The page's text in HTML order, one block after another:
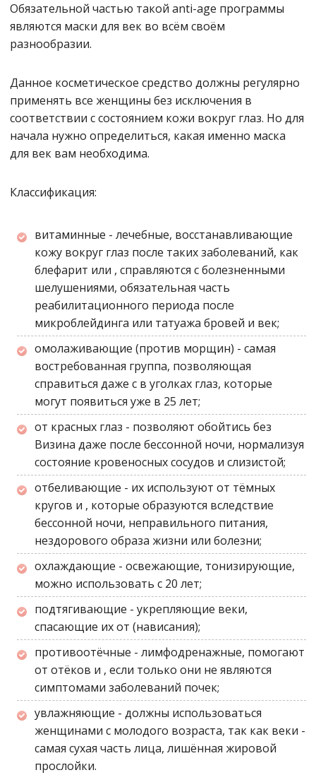
Обязательной частью такой anti-age программы
являются маски для век во всём своём
разнообразии.
Данное косметическое средство должны регулярно
применять все женщины без исключения в
соответствии с состоянием кожи вокруг глаз. Но для
начала нужно определиться, какая именно маска
для век вам необходима.
Классификация:
витаминные - лечебные, восстанавливающие
кожу вокруг глаз после таких заболеваний, как
блефарит или , справляются с болезненными
шелушениями, обязательная часть
реабилитационного периода после
микроблейдинга или татуажа бровей и век;
омолаживающие (против морщин) - самая
востребованная группа, позволяющая
справиться даже с в уголках глаз, которые
могут появиться уже в 25 лет;
от красных глаз - позволяют обойтись без
Визина даже после бессонной ночи, нормализуя
состояние кровеносных сосудов и слизистой;
отбеливающие - их используют от тёмных
кругов и , которые образуются вследствие
бессонной ночи, неправильного питания,
нездорового образа жизни или болезни;
охлаждающие - освежающие, тонизирующие,
можно использовать с 20 лет;
подтягивающие - укрепляющие веки,
спасающие их от (нависания);
противоотёчные - лимфодренажные, помогают
от отёков и , если только они не являются
симптомами заболеваний почек;
увлажняющие - должны использоваться
женщинами с молодого возраста, так как веки -
самая сухая часть лица, лишённая жировой
прослойки.